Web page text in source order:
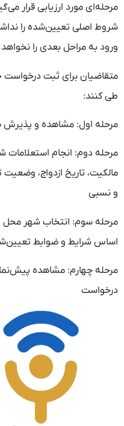
مرحله‌ای مورد ارزیابی قرار
شروط اصلی تعیین‌شده را
ورود به مراحل بعدی را
متقاضیان برای ثبت درخواست
طی کنند:
مرحله اول: مشاهده و پذیرش
مرحله دوم: انجام
مالکیت، تاریخ ازدواج،
و نسبی
مرحله سوم: انتخاب شهر محل
اساس شرایط و ضوابط
مرحله چهارم: مشاهده
درخواست